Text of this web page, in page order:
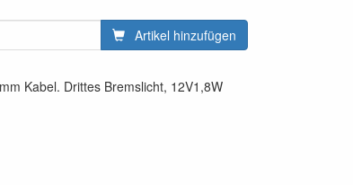
Artikel hinzufügen
Kabel. Drittes Bremslicht, 12V1,8W